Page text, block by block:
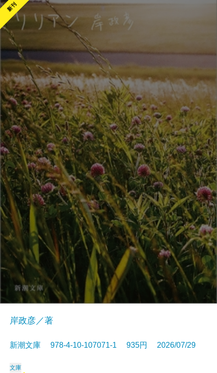
新刊
岸政彦／著
新潮文庫 978-4-10-107071-1 935円 2026/07/29
文庫